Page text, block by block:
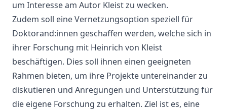
um Interesse am Autor Kleist zu wecken.
Zudem soll eine Vernetzungsoption speziell für
Doktorand:innen geschaffen werden, welche sich in
ihrer Forschung mit Heinrich von Kleist
beschäftigen. Dies soll ihnen einen geeigneten
Rahmen bieten, um ihre Projekte untereinander zu
diskutieren und Anregungen und Unterstützung für
die eigene Forschung zu erhalten. Ziel ist es, eine